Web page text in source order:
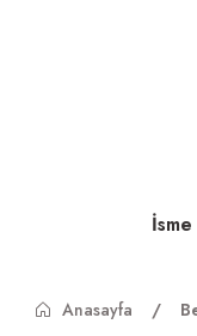
Anasayfa